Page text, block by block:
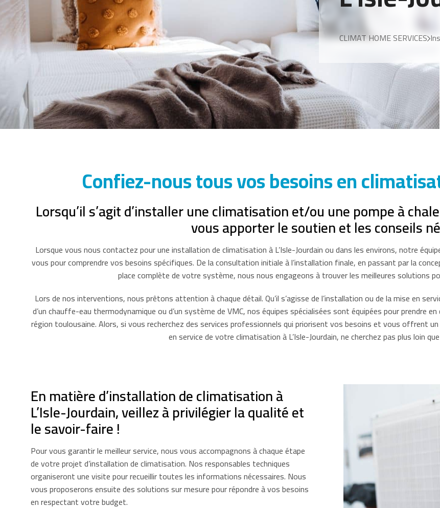
CLIMAT HOME SERVICES
Confiez-nous tous vos besoins en
Lorsqu’il s’agit d’installer une climatisation et/ou une pompe à
vous apporter le soutien et les conseils
Lorsque vous nous contactez pour une installation de climatisation à L’Isle-Jourdain ou dans les environs, notre
vous pour comprendre vos besoins spécifiques. De la consultation initiale à l’installation finale, en passant par la
place complète de votre système, nous nous engageons à trouver les meilleures solutions
Lors de nos interventions, nous prêtons attention à chaque détail. Qu’il s’agisse de l’installation ou de la mise en
d’un chauffe-eau thermodynamique ou d’un système de VMC, nos équipes spécialisées sont équipées pour
région toulousaine. Alors, si vous recherchez des services professionnels qui priorisent vos besoins et vous offrent
en service de votre climatisation à L’Isle-Jourdain, ne cherchez pas plus loin
En matière d’installation de climatisation à
L’Isle-Jourdain, veillez à privilégier la qualité et
le savoir-faire !
Pour vous garantir le meilleur service, nous vous accompagnons à chaque étape
de votre projet d’installation de climatisation. Nos responsables techniques
organiseront une visite pour recueillir toutes les informations nécessaires. Nous
vous proposerons ensuite des solutions sur mesure pour répondre à vos besoins
en respectant votre budget.